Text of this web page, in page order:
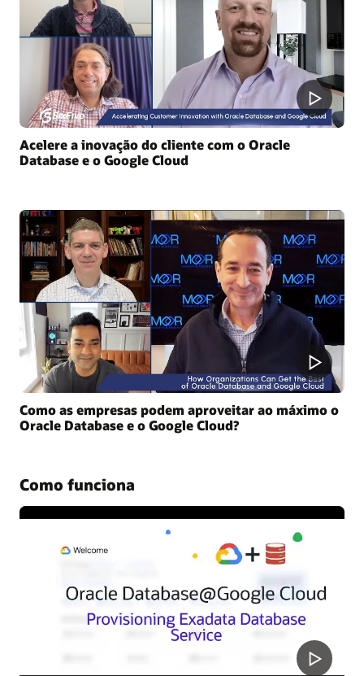
Acelere a inovação do cliente com o Oracle
Database e o Google Cloud
Como as empresas podem aproveitar ao máximo o
Oracle Database e o Google Cloud?
Como funciona